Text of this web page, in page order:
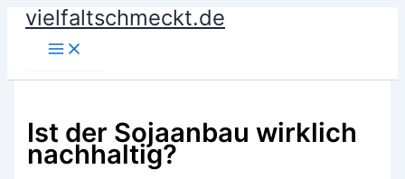
Zumvielfaltschmeckt.de
Ist der Sojaanbau wirklich
nachhaltig?